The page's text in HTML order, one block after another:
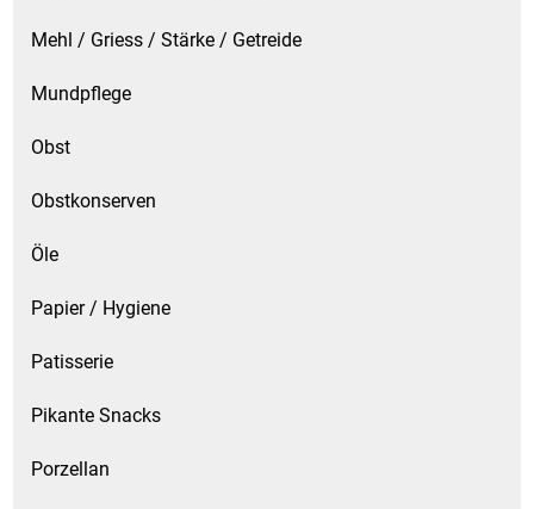
Mehl / Griess / Stärke / Getreide
Mundpflege
Obst
Obstkonserven
Öle
Papier / Hygiene
Patisserie
Pikante Snacks
Porzellan